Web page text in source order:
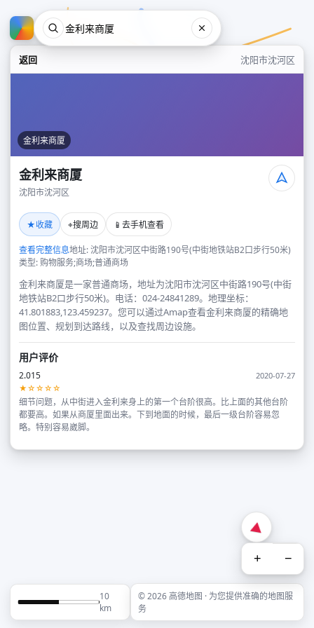
返回 沈阳市沈河区
金利来商厦
金利来商厦
沈阳市沈河区
★收藏 ⌖搜周边 📱 去手机查看
查看完整信息地址: 沈阳市沈河区中街路190号(中街地铁站B2口步行50米)
类型: 购物服务;商场;普通商场
金利来商厦是一家普通商场，地址为沈阳市沈河区中街路190号(中街
地铁站B2口步行50米)。电话：024-24841289。地理坐标：
41.801883,123.459237。您可以通过Amap查看金利来商厦的精确地
图位置、规划到达路线，以及查找周边设施。
用户评价
2.015
2020-07-27
★☆☆☆☆
细节问题，从中街进入金利来身上的第一个台阶很高。比上面的其他台阶
都要高。如果从商厦里面出来。下到地面的时候，最后一级台阶容易忽
略。特别容易崴脚。
+ −
10
km
© 2026 高德地图 · 为您提供准确的地图服
务